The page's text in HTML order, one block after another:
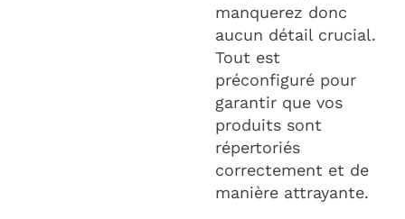
manquerez donc
aucun détail crucial.
Tout est
préconfiguré pour
garantir que vos
produits sont
répertoriés
correctement et de
manière attrayante.